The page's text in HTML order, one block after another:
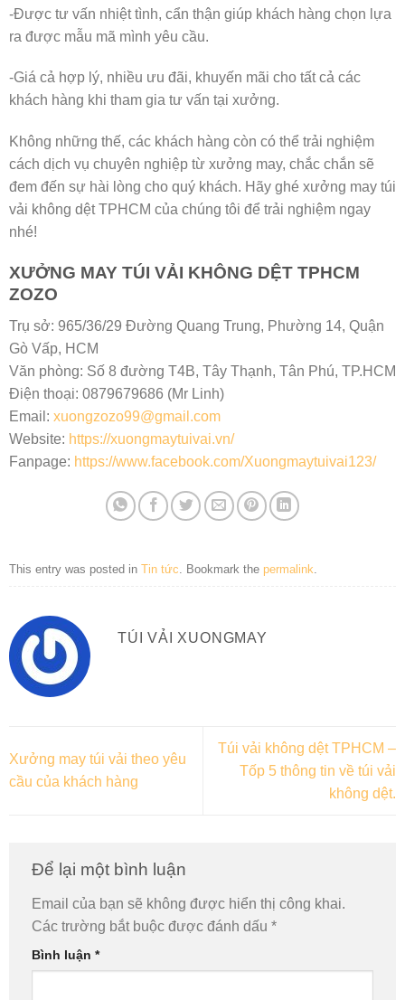
-Được tư vấn nhiệt tình, cẩn thận giúp khách hàng chọn lựa
ra được mẫu mã mình yêu cầu.
-Giá cả hợp lý, nhiều ưu đãi, khuyến mãi cho tất cả các
khách hàng khi tham gia tư vấn tại xưởng.
Không những thế, các khách hàng còn có thể trải nghiệm
cách dịch vụ chuyên nghiệp từ xưởng may, chắc chắn sẽ
đem đến sự hài lòng cho quý khách. Hãy ghé xưởng may túi
vải không dệt TPHCM của chúng tôi để trải nghiệm ngay
nhé!
XƯỞNG MAY TÚI VẢI KHÔNG DỆT TPHCM
ZOZO
Trụ sở: 965/36/29 Đường Quang Trung, Phường 14, Quận
Gò Vấp, HCM
Văn phòng: Số 8 đường T4B, Tây Thạnh, Tân Phú, TP.HCM
Điện thoại: 0879679686 (Mr Linh)
Email: xuongzozo99@gmail.com
Website: https://xuongmaytuivai.vn/
Fanpage: https://www.facebook.com/Xuongmaytuivai123/
This entry was posted in Tin tức . Bookmark the permalink
TÚI VẢI XUONGMAY
Xưởng may túi vải theo yêu
cầu của khách hàng
Túi vải không dệt TPHCM –
Tốp 5 thông tin về túi vải
không dệt.
Để lại một bình luận
Email của bạn sẽ không được hiển thị công khai.
Các trường bắt buộc được đánh dấu *
Bình luận *